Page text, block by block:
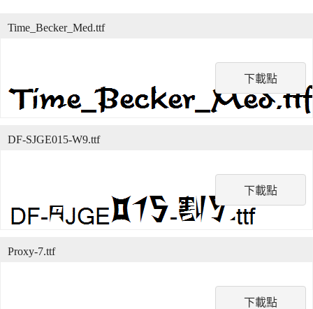
下載點
Time_Becker_Med.ttf
下載點
DF-SJGE015-W9.ttf
下載點
Proxy-7.ttf